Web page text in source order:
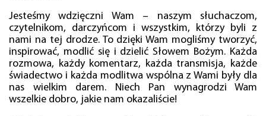
Jesteśmy wdzięczni Wam – naszym słuchaczom,
czytelnikom, darczyńcom i wszystkim, którzy byli z
nami na tej drodze. To dzięki Wam mogliśmy tworzyć,
inspirować, modlić się i dzielić Słowem Bożym. Każda
rozmowa, każdy komentarz, każda transmisja, każde
świadectwo i każda modlitwa wspólna z Wami były dla
nas wielkim darem. Niech Pan wynagrodzi Wam
wszelkie dobro, jakie nam okazaliście!